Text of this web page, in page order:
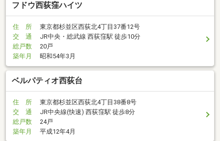
フドウ西荻窪ハイツ
住 所
東京都杉並区西荻北4丁目37番12号
交 通
JR中央・総武線 西荻窪駅 徒歩10分
総戸数
20戸
築年月
昭和54年3月
ベルパティオ西荻台
住 所
東京都杉並区西荻北4丁目38番8号
交 通
JR中央線(快速) 西荻窪駅 徒歩8分
総戸数
24戸
築年月
平成12年4月